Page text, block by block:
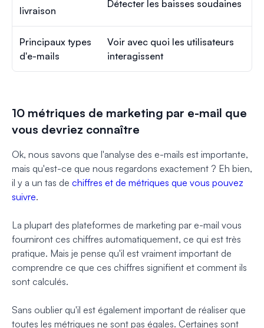
livraison
Détecter les baisses soudaines
Principaux types
d'e-mails
Voir avec quoi les utilisateurs
interagissent
10 métriques de marketing par e-mail que
vous devriez connaître
Ok, nous savons que l'analyse des e-mails est importante,
mais qu'est-ce que nous regardons exactement ? Eh bien,
il y a un tas de chiffres et de métriques que vous pouvez
suivre.
La plupart des plateformes de marketing par e-mail vous
fourniront ces chiffres automatiquement, ce qui est très
pratique. Mais je pense qu'il est vraiment important de
comprendre ce que ces chiffres signifient et comment ils
sont calculés.
Sans oublier qu'il est également important de réaliser que
toutes les métriques ne sont pas égales. Certaines sont